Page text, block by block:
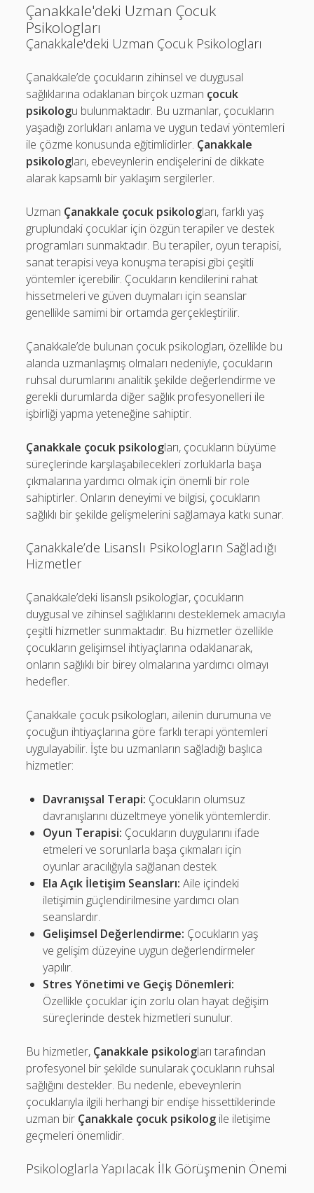
Çanakkale'deki Uzman Çocuk
Psikologları
Çanakkale'deki Uzman Çocuk Psikologları
Çanakkale’de çocukların zihinsel ve duygusal
sağlıklarına odaklanan birçok uzman çocuk
psikologu bulunmaktadır. Bu uzmanlar, çocukların
yaşadığı zorlukları anlama ve uygun tedavi yöntemleri
ile çözme konusunda eğitimlidirler. Çanakkale
psikologları, ebeveynlerin endişelerini de dikkate
alarak kapsamlı bir yaklaşım sergilerler.
Uzman Çanakkale çocuk psikologları, farklı yaş
gruplundaki çocuklar için özgün terapiler ve destek
programları sunmaktadır. Bu terapiler, oyun terapisi,
sanat terapisi veya konuşma terapisi gibi çeşitli
yöntemler içerebilir. Çocukların kendilerini rahat
hissetmeleri ve güven duymaları için seanslar
genellikle samimi bir ortamda gerçekleştirilir.
Çanakkale’de bulunan çocuk psikologları, özellikle bu
alanda uzmanlaşmış olmaları nedeniyle, çocukların
ruhsal durumlarını analitik şekilde değerlendirme ve
gerekli durumlarda diğer sağlık profesyonelleri ile
işbirliği yapma yeteneğine sahiptir.
Çanakkale çocuk psikologları, çocukların büyüme
süreçlerinde karşılaşabilecekleri zorluklarla başa
çıkmalarına yardımcı olmak için önemli bir role
sahiptirler. Onların deneyimi ve bilgisi, çocukların
sağlıklı bir şekilde gelişmelerini sağlamaya katkı sunar.
Çanakkale’de Lisanslı Psikologların Sağladığı
Hizmetler
Çanakkale’deki lisanslı psikologlar, çocukların
duygusal ve zihinsel sağlıklarını desteklemek amacıyla
çeşitli hizmetler sunmaktadır. Bu hizmetler özellikle
çocukların gelişimsel ihtiyaçlarına odaklanarak,
onların sağlıklı bir birey olmalarına yardımcı olmayı
hedefler.
Çanakkale çocuk psikologları, ailenin durumuna ve
çocuğun ihtiyaçlarına göre farklı terapi yöntemleri
uygulayabilir. İşte bu uzmanların sağladığı başlıca
hizmetler:
Davranışsal Terapi: Çocukların olumsuz
davranışlarını düzeltmeye yönelik yöntemlerdir.
Oyun Terapisi: Çocukların duygularını ifade
etmeleri ve sorunlarla başa çıkmaları için
oyunlar aracılığıyla sağlanan destek.
Ela Açık İletişim Seansları: Aile içindeki
iletişimin güçlendirilmesine yardımcı olan
seanslardır.
Gelişimsel Değerlendirme: Çocukların yaş
ve gelişim düzeyine uygun değerlendirmeler
yapılır.
Stres Yönetimi ve Geçiş Dönemleri:
Özellikle çocuklar için zorlu olan hayat değişim
süreçlerinde destek hizmetleri sunulur.
Bu hizmetler, Çanakkale psikologları tarafından
profesyonel bir şekilde sunularak çocukların ruhsal
sağlığını destekler. Bu nedenle, ebeveynlerin
çocuklarıyla ilgili herhangi bir endişe hissettiklerinde
uzman bir Çanakkale çocuk psikolog ile iletişime
geçmeleri önemlidir.
Psikologlarla Yapılacak İlk Görüşmenin Önemi